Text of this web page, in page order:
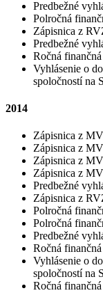
Predbežné
Polročná
Zápisnica z
Predbežné
Ročná
Vyhlásenie o
spoločností na
2014
Zápisnica z
Zápisnica z
Zápisnica z
Zápisnica z
Predbežné
Zápisnica z
Polročná
Polročná
Predbežné
Ročná
Vyhlásenie o
spoločností na
Ročná